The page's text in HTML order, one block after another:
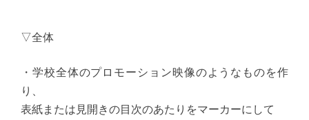
▽全体
・学校全体のプロモーション映像のようなものを作
り、
表紙または見開きの目次のあたりをマーカーにして